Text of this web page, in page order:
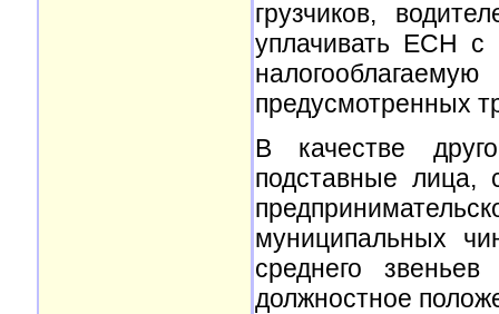
грузчиков,
уплачивать ЕСН с
предусмотренных
В качестве
подставные лица,
муниципальных
среднего
должностное